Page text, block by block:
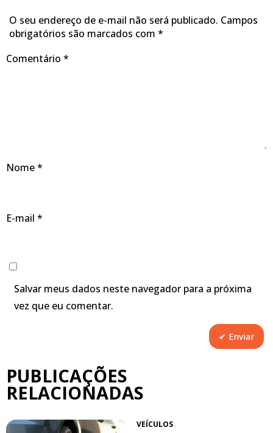
O seu endereço de e-mail não será publicado. Campos
obrigatórios são marcados com *
Comentário *
Nome*
E-mail *
Salvar meus dados neste navegador para a próxima
vez que eu comentar.
PUBLICAÇÕES
RELACIONADAS
VEÍCULOS